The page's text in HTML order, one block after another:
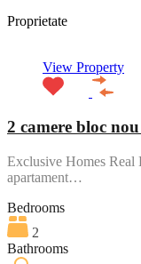
Proprietate
View Property
2 camere bloc
Exclusive Homes Real
apartament…
Bedrooms
2
Bathrooms